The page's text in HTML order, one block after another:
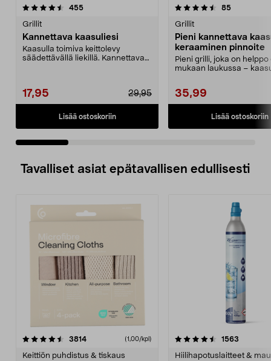
455arvostelut
Grillit
Kannettava kaasuliesi
Kaasulla toimiva keittolevy
säädettävällä liekillä. Kannettava
17,95 29,95
Lisää ostoskoriin
4.5 viidestä
85arvostelut
Grillit
Pieni kannettava
keraaminen pinnoite
Pieni grilli, joka on helppo
mukaan laukussa –
35,99
Lisää ostoskoriin
4.5 viidestä
Tavalliset asiat epätavallisen edullisesti
3814arvostelut (1,00/kpl)
Keittiön puhdistus & tiskaus
4.5viidestä
1563
Hiilihapotuslaitteet &
4.5viidestä